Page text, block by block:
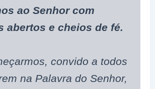
ao Senhor com
abertos e cheios de fé.
convido a todos
na Palavra do Senhor,